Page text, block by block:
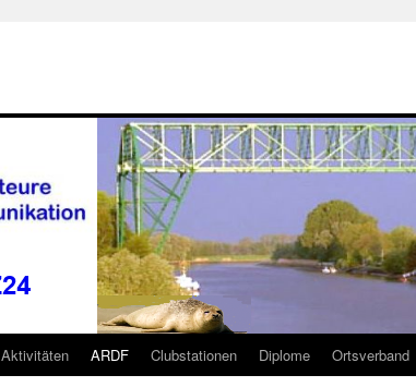
Aktivitäten ARDF Clubstationen Diplome Ortsverband